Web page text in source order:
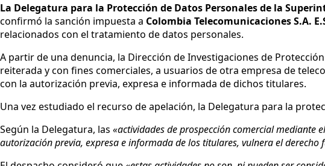
La Delegatura para la Protección de Datos Personales de la
confirmó la sanción impuesta a Colombia Telecomunicaciones S.A.
relacionados con el tratamiento de datos personales.
A partir de una denuncia, la Dirección de Investigaciones de
reiterada y con fines comerciales, a usuarios de otra empresa de
con la autorización previa, expresa e informada de dichos titulares.
Una vez estudiado el recurso de apelación, la Delegatura para la
Según la Delegatura, las «actividades de prospección comercial mediante
autorización previa, expresa e informada de los titulares, vulnera el